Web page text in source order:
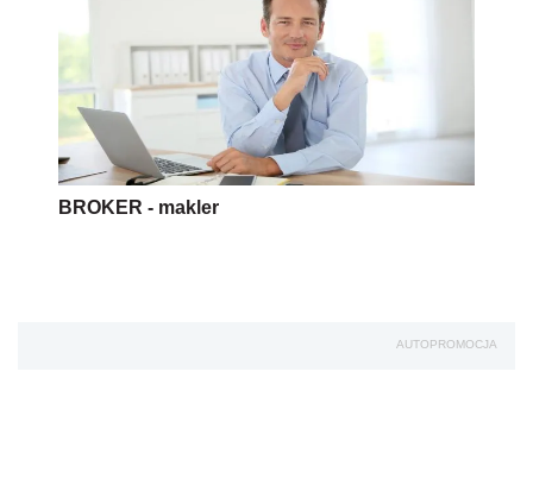
BROKER - makler
AUTOPROMOCJA